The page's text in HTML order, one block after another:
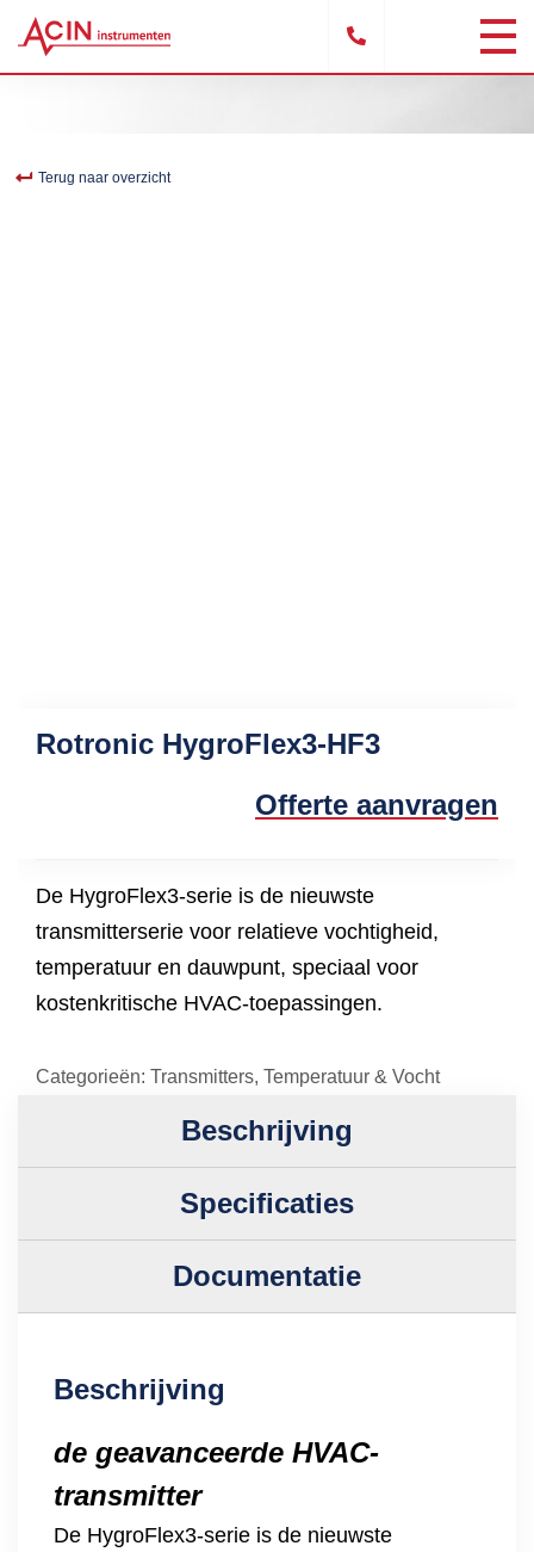
Terug naar overzicht
Rotronic HygroFlex3-HF3
Offerte aanvragen
De HygroFlex3-serie is de nieuwste
transmitterserie voor relatieve vochtigheid,
temperatuur en dauwpunt, speciaal voor
kostenkritische HVAC-toepassingen.
Categorieën: Transmitters, Temperatuur & Vocht
Beschrijving
Specificaties
Documentatie
Beschrijving
de geavanceerde HVAC-
transmitter
De HygroFlex3-serie is de nieuwste